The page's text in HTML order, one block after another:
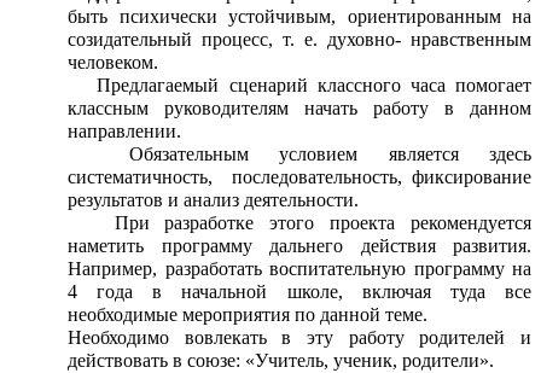
быть психически устойчивым, ориентированным на
созидательный процесс, т. е. духовно- нравственным
человеком.
Предлагаемый сценарий классного часа помогает
классным руководителям начать работу в данном
направлении.
Обязательным условием является здесь
систематичность, последовательность, фиксирование
результатов и анализ деятельности.
При разработке этого проекта рекомендуется
наметить программу дальнего действия развития.
Например, разработать воспитательную программу на
4 года в начальной школе, включая туда все
необходимые мероприятия по данной теме.
Необходимо вовлекать в эту работу родителей и
действовать в союзе: «Учитель, ученик, родители».